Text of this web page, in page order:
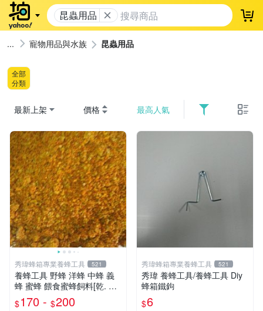
昆蟲用品 登
寵物用品與水族 昆蟲用品
全部
分類
最新上架 價格 最高人氣
秀瑋蜂箱專業養蜂工具 521
養蜂工具 野蜂 洋蜂 中蜂 義
蜂 蜜蜂 餵食蜜蜂飼料[乾. 濕]
雜花粉
$170 - $200
秀瑋蜂箱專業養蜂工具 521
秀瑋 養蜂工具/養蜂工具 Diy
蜂箱鐵鉤
$6